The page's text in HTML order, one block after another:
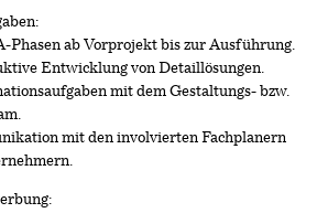
Phasen ab Vorprojekt bis zur Ausführung.
Entwicklung von Detaillösungen.
mit dem Gestaltungs- bzw.
mit den involvierten Fachplanern